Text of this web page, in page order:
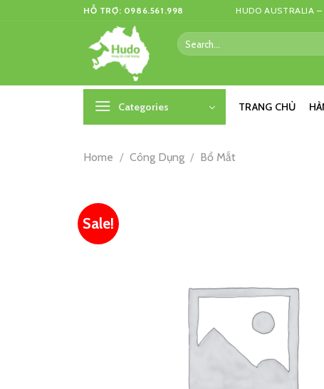
HỖ TRỢ: 0986.561.998 HUDO AUSTRALIA
Search
for:
Categories TRANG CHỦ
Home / Công Dụng / Bổ Mắt
Sale!